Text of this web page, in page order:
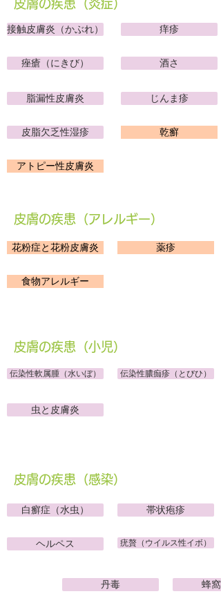
皮膚の疾患（炎症）
痒疹
接触皮膚炎（かぶれ）
痤瘡（にきび） 酒さ
脂漏性皮膚炎 じんま疹
皮脂欠乏性湿疹 乾癬
アトピー性皮膚炎
皮膚の疾患（アレルギー）
花粉症と花粉皮膚炎
食物アレルギー
薬疹
皮膚の疾患（小児）
伝染性軟属腫（水いぼ） 伝染性膿痂疹（とびひ）
虫と皮膚炎
皮膚の疾患（感染）
白癬症（水虫）
ヘルペス
帯状疱疹
疣贅（ウイルス性イボ）
丹毒 蜂窩